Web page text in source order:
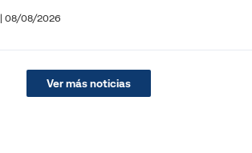
| 08/08/2026
Ver más noticias